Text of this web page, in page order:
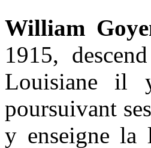
William
1915,
Louisiane il
poursuivant
y enseigne la